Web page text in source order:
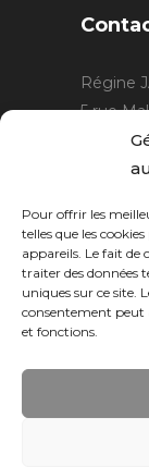
Pour offrir les
telles que les
appareils. Le fait de
traiter des données
uniques sur ce site.
consentement peut
et fonctions.
Régine
5 rue
21220
06 15
Horaires